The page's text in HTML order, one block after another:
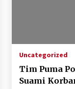
Uncategorized
Tim Puma
Suami